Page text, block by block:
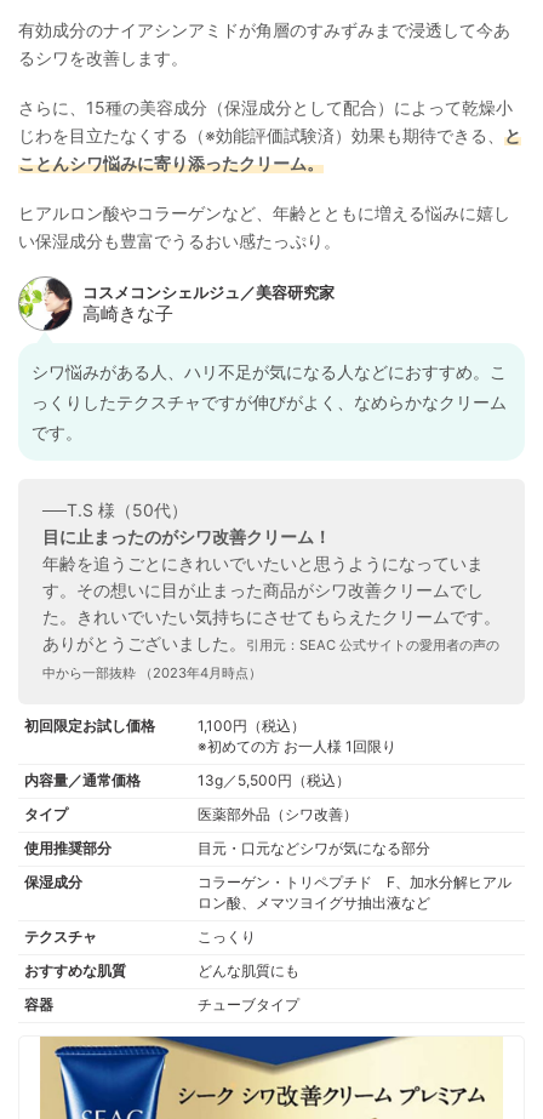
ン、イノシット、キサンタンガム、1,2-ペンタンジオール、1,3-ブチレング
リコール、トリ2-エチルヘキサン酸グリセリル、ミリスチン酸オクチルド
デシル、メチルポリシロキサン、硬化油、ジペンタエリトリット脂肪酸エ
ル、自己乳化型モノステアリン酸グリセリル、グリセリンモノ2-エチルヘ
キシルエーテル、カルボキシビニルポリマー、フェノキシエタノール、水
酸化ナトリウム
有効成分のナイアシンアミドが角層のすみずみまで浸透して今あ
るシワを改善します。
さらに、15種の美容成分（保湿成分として配合）によって乾燥小
じわを目立たなくする（※効能評価試験済）効果も期待できる、 と
ことんシワ悩みに寄り添ったクリーム。
ヒアルロン酸やコラーゲンなど、年齢とともに増える悩みに嬉し
い保湿成分も豊富でうるおい感たっぷり。
シワ悩みがある人、ハリ不足が気になる人などにおすすめ。こ
っくりしたテクスチャですが伸びがよく、なめらかなクリーム
です。
──T.S 様（50代）
目に止まったのがシワ改善クリーム！
年齢を追うごとにきれいでいたいと思うようになっていま
す。その想いに目が止まった商品がシワ改善クリームでし
た。きれいでいたい気持ちにさせてもらえたクリームです。
ありがとうございました。
引用元：SEAC 公式サイトの愛用者の声の
中から一部抜粋 （2023年4月時点）
初回限定お試し価格
1,100円（税込）
※初めての方 お一人様 1回限り
内容量／通常価格
13g／5,500円（税込）
タイプ
医薬部外品（シワ改善）
使用推奨部分
目元・口元などシワが気になる部分
保湿成分
コラーゲン・トリペプチド F、加水分解ヒアル
ロン酸、メマツヨイグサ抽出液など
テクスチャ
こっくり
おすすめな肌質
どんな肌質にも
容器
チューブタイプ